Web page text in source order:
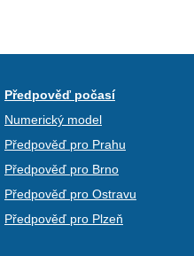
Předpověď počasí
Numerický model
Předpověď pro Prahu
Předpověď pro Brno
Předpověď pro Ostravu
Předpověď pro Plzeň